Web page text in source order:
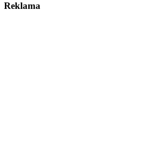
Reklama